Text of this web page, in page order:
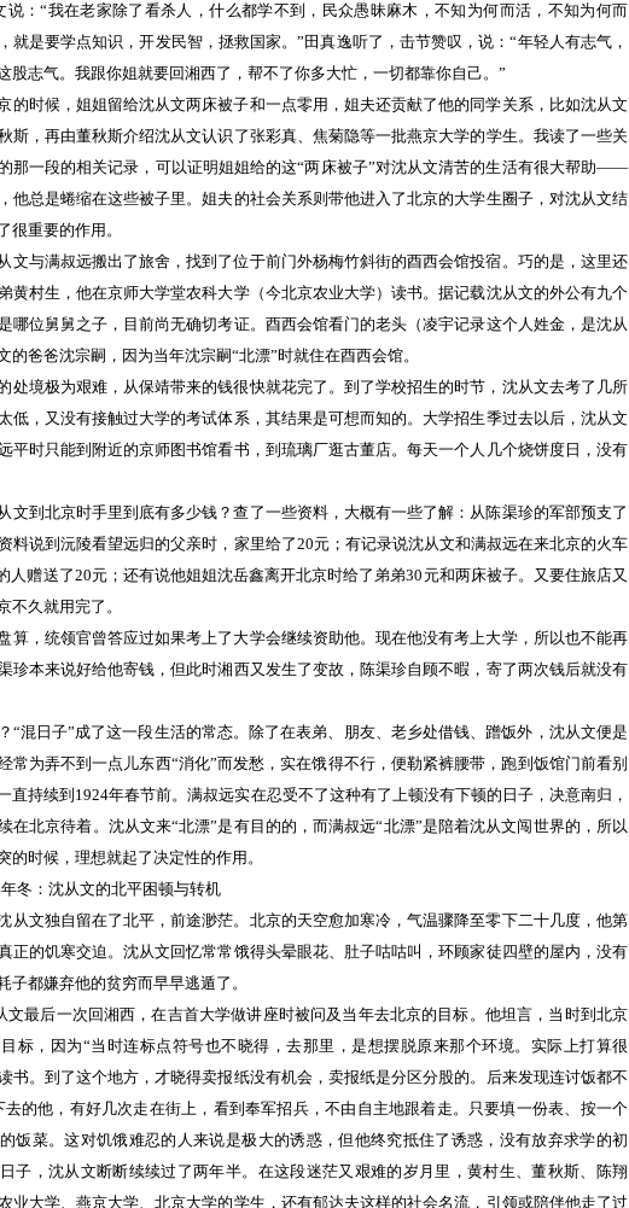
说：“我在老家除了看杀人，什么都学不到，民众愚昧麻木，不知为何而活，不知为何而
就是要学点知识，开发民智，拯救国家。”田真逸听了，击节赞叹，说：“年轻人有志气，
股志气。我跟你姐就要回湘西了，帮不了你多大忙，一切都靠你自己。”
的时候，姐姐留给沈从文两床被子和一点零用，姐夫还贡献了他的同学关系，比如沈从文
斯，再由董秋斯介绍沈从文认识了张彩真、焦菊隐等一批燕京大学的学生。我读了一些关
那一段的相关记录，可以证明姐姐给的这“两床被子”对沈从文清苦的生活有很大帮助——
他总是蜷缩在这些被子里。姐夫的社会关系则带他进入了北京的大学生圈子，对沈从文结
很重要的作用。
文与满叔远搬出了旅舍，找到了位于前门外杨梅竹斜街的酉西会馆投宿。巧的是，这里还
黄村生，他在京师大学堂农科大学（今北京农业大学）读书。据记载沈从文的外公有九个
哪位舅舅之子，目前尚无确切考证。酉西会馆看门的老头（凌宇记录这个人姓金，是沈从
的爸爸沈宗嗣，因为当年沈宗嗣“北漂”时就住在酉西会馆。
处境极为艰难，从保靖带来的钱很快就花完了。到了学校招生的时节，沈从文去考了几所
低，又没有接触过大学的考试体系，其结果是可想而知的。大学招生季过去以后，沈从文
平时只能到附近的京师图书馆看书，到琉璃厂逛古董店。每天一个人几个烧饼度日，没有
文到北京时手里到底有多少钱？查了一些资料，大概有一些了解：从陈渠珍的军部预支了
料说到沅陵看望远归的父亲时，家里给了20元；有记录说沈从文和满叔远在来北京的火车
人赠送了20元；还有说他姐姐沈岳鑫离开北京时给了弟弟30元和两床被子。又要住旅店又
不久就用完了。
算，统领官曾答应过如果考上了大学会继续资助他。现在他没有考上大学，所以也不能再
珍本来说好给他寄钱，但此时湘西又发生了变故，陈渠珍自顾不暇，寄了两次钱后就没有
“混日子”成了这一段生活的常态。除了在表弟、朋友、老乡处借钱、蹭饭外，沈从文便是
常为弄不到一点儿东西“消化”而发愁，实在饿得不行，便勒紧裤腰带，跑到饭馆门前看别
直持续到1924年春节前。满叔远实在忍受不了这种有了上顿没有下顿的日子，决意南归，
在北京待着。沈从文来“北漂”是有目的的，而满叔远“北漂”是陪着沈从文闯世界的，所以
的时候，理想就起了决定性的作用。
冬：沈从文的北平困顿与转机
从文独自留在了北平，前途渺茫。北京的天空愈加寒冷，气温骤降至零下二十几度，他第
正的饥寒交迫。沈从文回忆常常饿得头晕眼花、肚子咕咕叫，环顾家徒四壁的屋内，没有
子都嫌弃他的贫穷而早早逃遁了。
文最后一次回湘西，在吉首大学做讲座时被问及当年去北京的目标。他坦言，当时到北京
标，因为“当时连标点符号也不晓得，去那里，是想摆脱原来那个环境。实际上打算很
书。到了这个地方，才晓得卖报纸没有机会，卖报纸是分区分股的。后来发现连讨饭都不
的他，有好几次走在街上，看到奉军招兵，不由自主地跟着走。只要填一份表、按一个
饭菜。这对饥饿难忍的人来说是极大的诱惑，但他终究抵住了诱惑，没有放弃求学的初
子，沈从文断断续续过了两年半。在这段迷茫又艰难的岁月里，黄村生、董秋斯、陈翔
业大学、燕京大学、北京大学的学生，还有郁达夫这样的社会名流，引领或陪伴他走了过